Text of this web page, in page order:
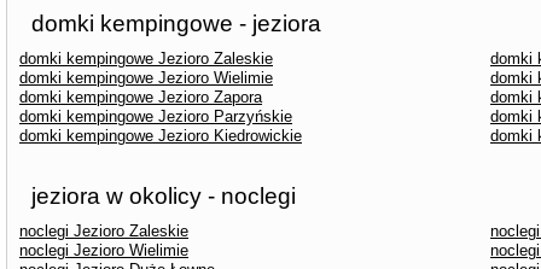
domki kempingowe - jeziora
domki kempingowe Jezioro Zaleskie
domki
domki kempingowe Jezioro Wielimie
domki
domki kempingowe Jezioro Zapora
domki
domki kempingowe Jezioro Parzyńskie
domki
domki kempingowe Jezioro Kiedrowickie
domki
jeziora w okolicy - noclegi
noclegi Jezioro Zaleskie
noclegi Jezioro Wielimie